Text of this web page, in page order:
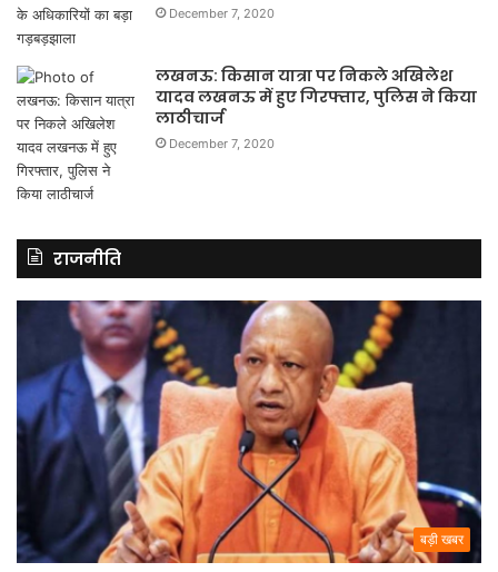
December 7, 2020
लखनऊ: किसान यात्रा पर निकले अखिलेश
यादव लखनऊ में हुए गिरफ्तार, पुलिस ने किया
लाठीचार्ज
December 7, 2020
राजनीति
बड़ी खबर